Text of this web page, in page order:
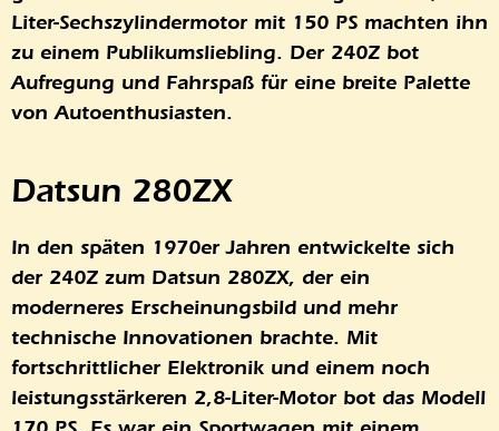
Liter-Sechszylindermotor mit 150 PS machten ihn
zu einem Publikumsliebling. Der 240Z bot
Aufregung und Fahrspaß für eine breite Palette
von Autoenthusiasten.
Datsun 280ZX
In den späten 1970er Jahren entwickelte sich
der 240Z zum Datsun 280ZX, der ein
moderneres Erscheinungsbild und mehr
technische Innovationen brachte. Mit
fortschrittlicher Elektronik und einem noch
leistungsstärkeren 2,8-Liter-Motor bot das Modell